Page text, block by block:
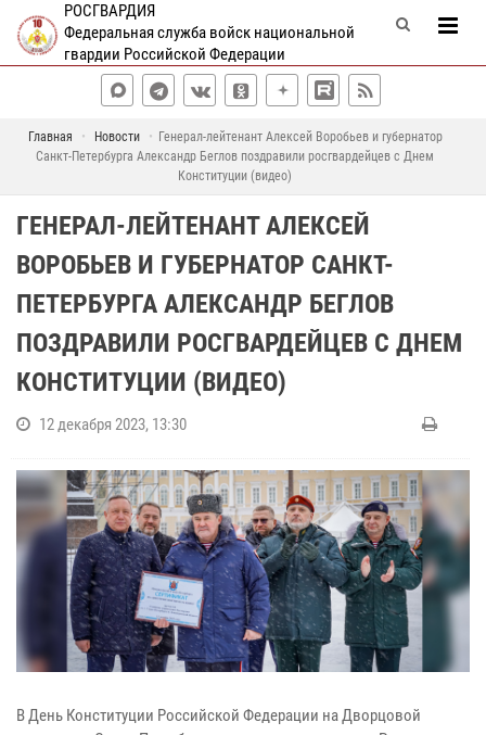
РОСГВАРДИЯ
Федеральная служба войск национальной
гвардии Российской Федерации
Главная Новости
Генерал-лейтенант Алексей Воробьев и губернатор
Санкт-Петербурга Александр Беглов поздравили росгвардейцев с Днем
Конституции (видео)
ГЕНЕРАЛ-ЛЕЙТЕНАНТ АЛЕКСЕЙ
ВОРОБЬЕВ И ГУБЕРНАТОР САНКТ-
ПЕТЕРБУРГА АЛЕКСАНДР БЕГЛОВ
ПОЗДРАВИЛИ РОСГВАРДЕЙЦЕВ С ДНЕМ
КОНСТИТУЦИИ (ВИДЕО)
12 декабря 2023, 13:30
В День Конституции Российской Федерации на Дворцовой